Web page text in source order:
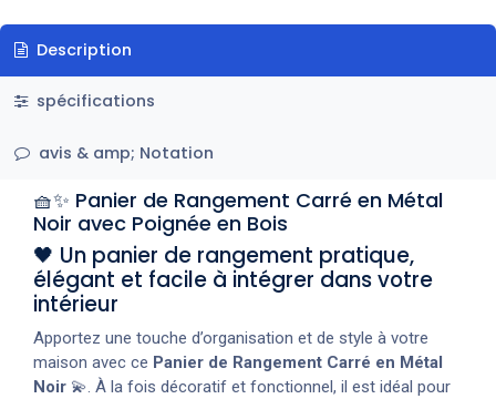
Description
spécifications
avis & amp; Notation
🧺✨ Panier de Rangement Carré en Métal
Noir avec Poignée en Bois
🖤 Un panier de rangement pratique,
élégant et facile à intégrer dans votre
intérieur
Apportez une touche d’organisation et de style à votre
maison avec ce Panier de Rangement Carré en Métal
Noir 💫. À la fois décoratif et fonctionnel, il est idéal pour